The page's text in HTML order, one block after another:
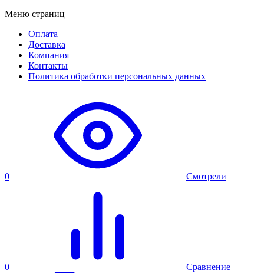
Меню страниц
Оплата
Доставка
Компания
Контакты
Политика обработки персональных данных
0 Смотрели
0 Сравнение